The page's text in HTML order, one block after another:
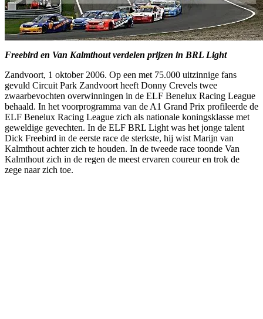
Freebird en Van Kalmthout verdelen prijzen in BRL Light
Zandvoort, 1 oktober 2006. Op een met 75.000 uitzinnige fans
gevuld Circuit Park Zandvoort heeft Donny Crevels twee
zwaarbevochten overwinningen in de ELF Benelux Racing League
behaald. In het voorprogramma van de A1 Grand Prix profileerde de
ELF Benelux Racing League zich als nationale koningsklasse met
geweldige gevechten. In de ELF BRL Light was het jonge talent
Dick Freebird in de eerste race de sterkste, hij wist Marijn van
Kalmthout achter zich te houden. In de tweede race toonde Van
Kalmthout zich in de regen de meest ervaren coureur en trok de
zege naar zich toe.